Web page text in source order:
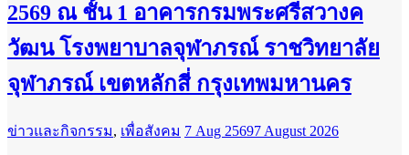
2569 ณ ชั้น 1 อาคารกรมพระศรีสวางค
วัฒน โรงพยาบาลจุฬาภรณ์ ราชวิทยาลัย
จุฬาภรณ์ เขตหลักสี่ กรุงเทพมหานคร
ข่าวและกิจกรรม, เพื่อสังคม 7 Aug 25697 August 2026